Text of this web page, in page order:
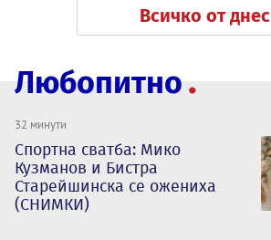
Всичко от днес
Любопитно
32 минути
Спортна сватба: Мико
Кузманов и Бистра
Старейшинска се ожениха
(СНИМКИ)